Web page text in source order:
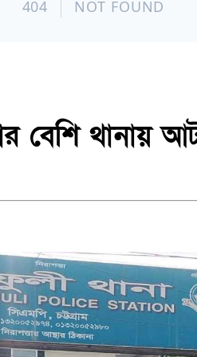
বেশি থানায়